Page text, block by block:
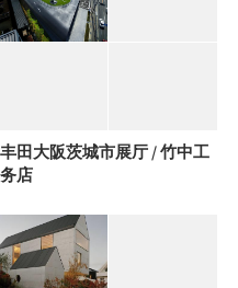
丰田大阪茨城市展厅 / 竹中工
务店